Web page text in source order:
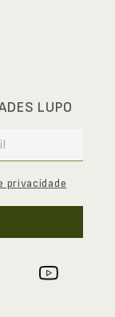
LUPO
privacidade